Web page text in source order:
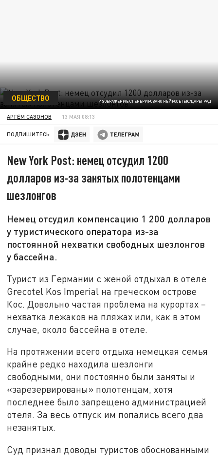
ИЗОБРАЖЕНИЕ СГЕНЕРИРОВАНО НЕЙРОСЕТЬЮ/ЦАРЬГРАД
ОБЩЕСТВО
АРТЁМ САЗОНОВ 13 МАЯ 08:13
ПОДПИШИТЕСЬ:
New York Post: немец отсудил 1200
долларов из-за занятых полотенцами
шезлонгов
Немец отсудил компенсацию 1 200 долларов
у туристического оператора из-за
постоянной нехватки свободных шезлонгов
у бассейна.
Турист из Германии с женой отдыхал в отеле
Grecotel Kos Imperial на греческом острове
Кос. Довольно частая проблема на курортах –
нехватка лежаков на пляжах или, как в этом
случае, около бассейна в отеле.
На протяжении всего отдыха немецкая семья
крайне редко находила шезлонги
свободными, они постоянно были заняты и
«зарезервированы» полотенцам, хотя
последнее было запрещено администрацией
отеля. За весь отпуск им попались всего два
незанятых.
Суд признал доводы туристов обоснованными